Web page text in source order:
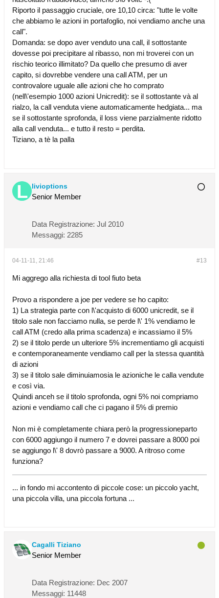
Riporto il passaggio cruciale, ore 10,10 circa: "tutte le volte
che abbiamo le azioni in portafoglio, noi vendiamo anche una
call".
Domanda: se dopo aver venduto una call, il sottostante
dovesse poi precipitare al ribasso, non mi troverei con un
rischio teorico illimitato? Da quello che presumo di aver
capito, si dovrebbe vendere una call ATM, per un
controvalore uguale alle azioni che ho comprato
(nell\'esempio 1000 azioni Unicredit): se il sottostante và al
rialzo, la call venduta viene automaticamente hedgiata... ma
se il sottostante sprofonda, il loss viene parzialmente ridotto
alla call venduta... e tutto il resto = perdita.
Tiziano, a tè la palla
livioptions
Senior Member
Data Registrazione: Jul 2010
Messaggi: 2285
#13
04-11-11, 21:46
Mi aggrego alla richiesta di tool fiuto beta
Provo a rispondere a joe per vedere se ho capito:
1) La strategia parte con l\'acquisto di 6000 unicredit, se il
titolo sale non facciamo nulla, se perde l\' 1% vendiamo le
call ATM (credo alla prima scadenza) e incassiamo il 5%
2) se il titolo perde un ulteriore 5% incrementiamo gli acquisti
e contemporaneamente vendiamo call per la stessa quantità
di azioni
3) se il titolo sale diminuiamosia le azioniche le calla vendute
e così via.
Quindi anceh se il titolo sprofonda, ogni 5% noi compriamo
azioni e vendiamo call che ci pagano il 5% di premio
Non mi è completamente chiara però la progressioneparto
con 6000 aggiungo il numero 7 e dovrei passare a 8000 poi
se aggiungo l\' 8 dovrò passare a 9000. A ritroso come
funziona?
... in fondo mi accontento di piccole cose: un piccolo yacht,
una piccola villa, una piccola fortuna ...
Cagalli Tiziano
Senior Member
Data Registrazione: Dec 2007
Messaggi: 11448